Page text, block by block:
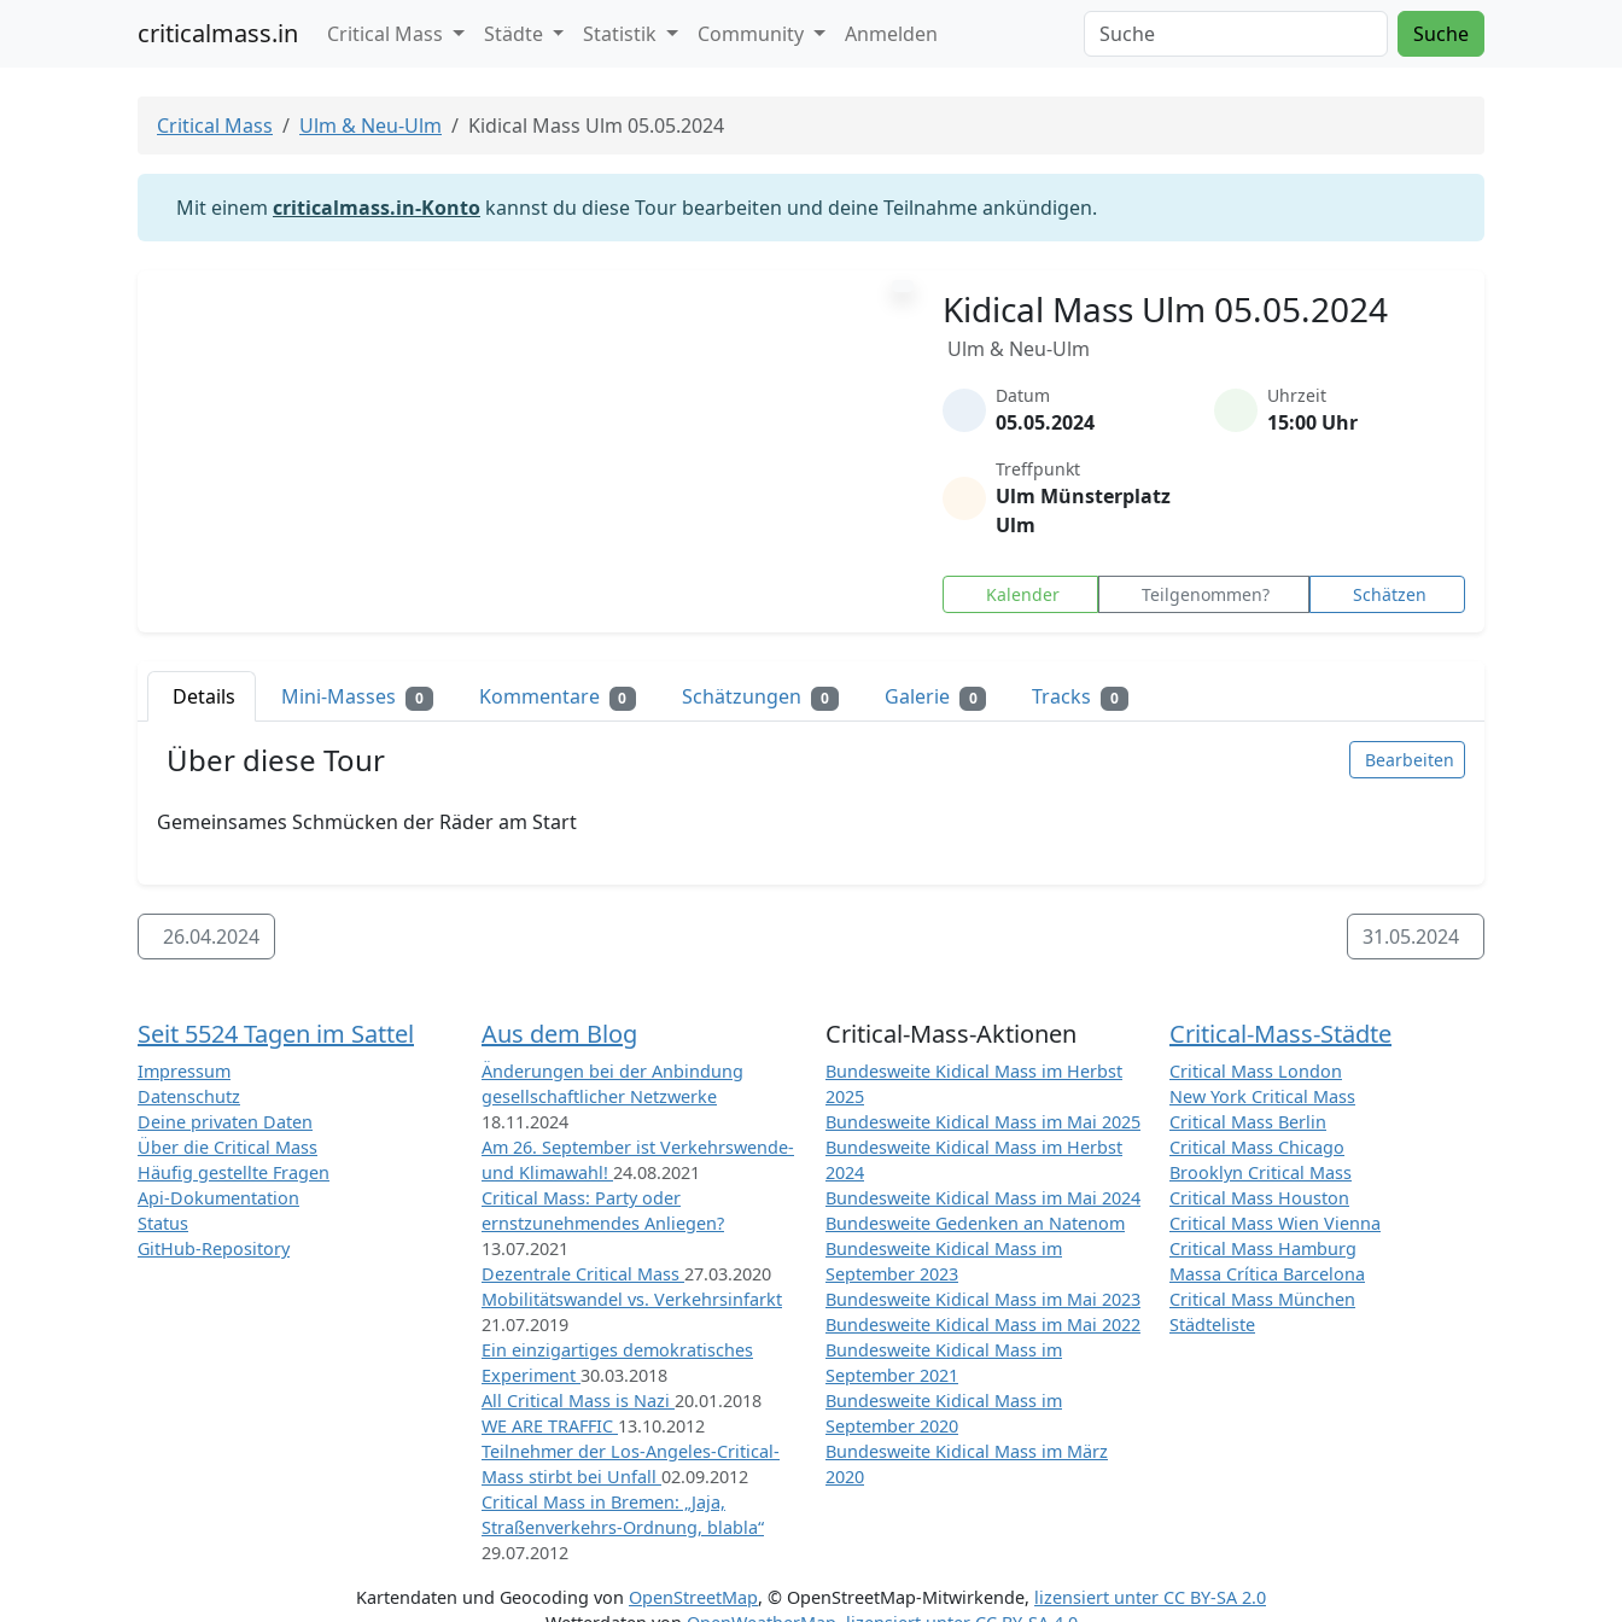
criticalmass.in Critical Mass Städte Statistik Community Anmelden Suche
Critical Mass Ulm & Neu-Ulm Kidical Mass Ulm 05.05.2024
Mit einem criticalmass.in-Konto kannst du diese Tour bearbeiten und deine Teilnahme ankündigen.
Kidical Mass Ulm 05.05.2024
Ulm & Neu-Ulm
Datum
05.05.2024
Uhrzeit
15:00 Uhr
Treffpunkt
Ulm Münsterplatz
Ulm
Kalender Teilgenommen? Schätzen
Details Mini-Masses 0 Kommentare 0 Schätzungen 0 Galerie 0 Tracks 0
Über diese Tour Bearbeiten
Gemeinsames Schmücken der Räder am Start
26.04.2024 31.05.2024
Seit 5524 Tagen im Sattel
Impressum
Datenschutz
Deine privaten Daten
Über die Critical Mass
Häufig gestellte Fragen
Api-Dokumentation
Status
GitHub-Repository
Aus dem Blog
Änderungen bei der Anbindung
gesellschaftlicher Netzwerke
18.11.2024
Am 26. September ist Verkehrswende-
und Klimawahl! 24.08.2021
Critical Mass: Party oder
ernstzunehmendes Anliegen?
13.07.2021
Dezentrale Critical Mass 27.03.2020
Mobilitätswandel vs. Verkehrsinfarkt
21.07.2019
Ein einzigartiges demokratisches
Experiment 30.03.2018
All Critical Mass is Nazi 20.01.2018
WE ARE TRAFFIC 13.10.2012
Teilnehmer der Los-Angeles-Critical-
Mass stirbt bei Unfall 02.09.2012
Critical Mass in Bremen: „Jaja,
Straßenverkehrs-Ordnung, blabla“
29.07.2012
Critical-Mass-Aktionen
Bundesweite Kidical Mass im Herbst
2025
Bundesweite Kidical Mass im Mai 2025
Bundesweite Kidical Mass im Herbst
2024
Bundesweite Kidical Mass im Mai 2024
Bundesweite Gedenken an Natenom
Bundesweite Kidical Mass im
September 2023
Bundesweite Kidical Mass im Mai 2023
Bundesweite Kidical Mass im Mai 2022
Bundesweite Kidical Mass im
September 2021
Bundesweite Kidical Mass im
September 2020
Bundesweite Kidical Mass im März
2020
Critical-Mass-Städte
Critical Mass London
New York Critical Mass
Critical Mass Berlin
Critical Mass Chicago
Brooklyn Critical Mass
Critical Mass Houston
Critical Mass Wien Vienna
Critical Mass Hamburg
Massa Crítica Barcelona
Critical Mass München
Städteliste
Kartendaten und Geocoding von OpenStreetMap, © OpenStreetMap-Mitwirkende, lizensiert unter CC BY-SA 2.0